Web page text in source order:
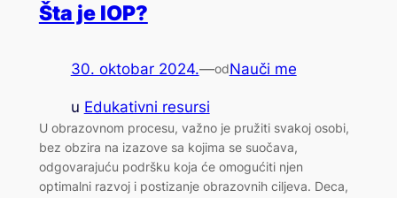
Šta je IOP?
30. oktobar 2024.—odNauči me
u Edukativni resursi
U obrazovnom procesu, važno je pružiti svakoj osobi,
bez obzira na izazove sa kojima se suočava,
odgovarajuću podršku koja će omogućiti njen
optimalni razvoj i postizanje obrazovnih ciljeva. Deca,